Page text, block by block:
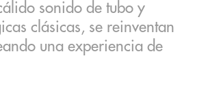
sonido de tubo y
clásicas, se reinventan
una experiencia de